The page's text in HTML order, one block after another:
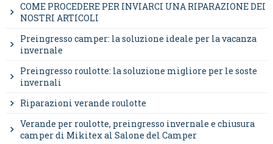
COME PROCEDERE PER INVIARCI UNA RIPARAZIONE DEI
NOSTRI ARTICOLI
Preingresso camper: la soluzione ideale per la vacanza
invernale
Preingresso roulotte: la soluzione migliore per le soste
invernali
Riparazioni verande roulotte
Verande per roulotte, preingresso invernale e chiusura
camper di Mikitex al Salone del Camper